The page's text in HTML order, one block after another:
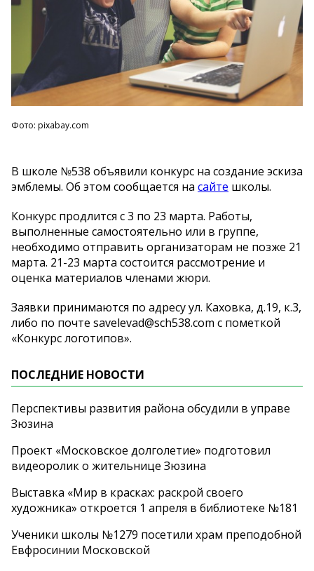
Фото: pixabay.com
В школе №538 объявили конкурс на создание эскиза
эмблемы. Об этом сообщается на сайте школы.
Конкурс продлится с 3 по 23 марта. Работы,
выполненные самостоятельно или в группе,
необходимо отправить организаторам не позже 21
марта. 21-23 марта состоится рассмотрение и
оценка материалов членами жюри.
Заявки принимаются по адресу ул. Каховка, д.19, к.3,
либо по почте savelevad@sch538.com с пометкой
«Конкурс логотипов».
ПОСЛЕДНИЕ НОВОСТИ
Перспективы развития района обсудили в управе
Зюзина
Проект «Московское долголетие» подготовил
видеоролик о жительнице Зюзина
Выставка «Мир в красках: раскрой своего
художника» откроется 1 апреля в библиотеке №181
Ученики школы №1279 посетили храм преподобной
Евфросинии Московской